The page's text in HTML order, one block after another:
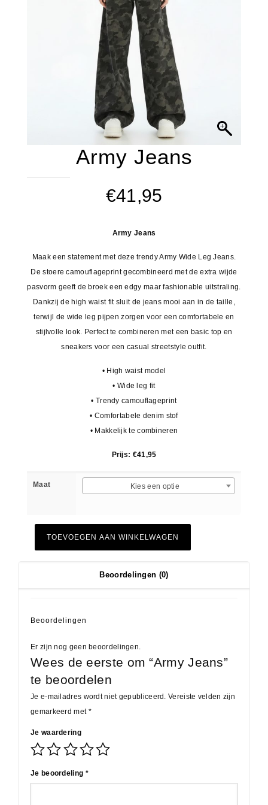
Army Jeans
€41,95
Army Jeans
Maak een statement met deze trendy Army Wide Leg Jeans.
De stoere camouflageprint gecombineerd met de extra wijde
pasvorm geeft de broek een edgy maar fashionable uitstraling.
Dankzij de high waist fit sluit de jeans mooi aan in de taille,
terwijl de wide leg pijpen zorgen voor een comfortabele en
stijlvolle look. Perfect te combineren met een basic top en
sneakers voor een casual streetstyle outfit.
• High waist model
• Wide leg fit
• Trendy camouflageprint
• Comfortabele denim stof
• Makkelijk te combineren
Prijs: €41,95
Maat Kies een optie
TOEVOEGEN AAN WINKELWAGEN
Beoordelingen (0)
Beoordelingen
Er zijn nog geen beoordelingen.
Wees de eerste om “Army Jeans”
te beoordelen
Je e-mailadres wordt niet gepubliceerd. Vereiste velden zijn
gemarkeerd met *
Je waardering
Je beoordeling *